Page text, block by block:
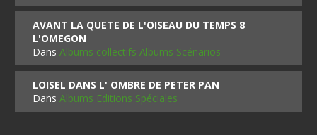
AVANT LA QUETE DE L'OISEAU DU TEMPS 8
L'OMEGON
DansAlbums collectifs Albums Scénarios
LOISEL DANS L' OMBRE DE PETER PAN
DansAlbums Editions Spéciales